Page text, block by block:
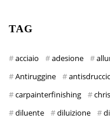
TAG
acciaio adesione
Antiruggine
carpainterfinishing
diluente
diluizione